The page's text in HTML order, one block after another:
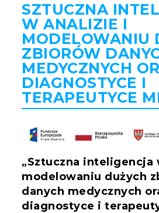
SZTUCZNA
W ANALIZIE I
MODELOWANIU
ZBIORÓW
MEDYCZNYCH
DIAGNOSTYCE I
TERAPEUTYCE
„Sztuczna inteligencja
modelowaniu dużych
danych medycznych
diagnostyce i